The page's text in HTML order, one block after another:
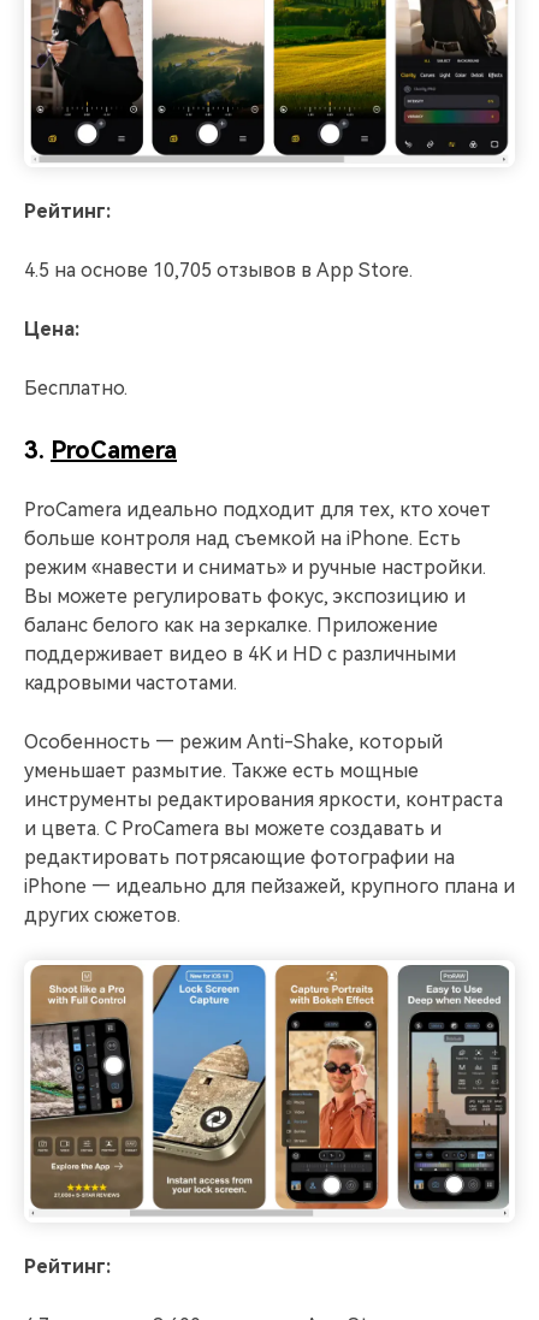
Рейтинг:
4.5 на основе 10,705 отзывов в App Store.
Цена:
Бесплатно.
3. ProCamera
ProCamera идеально подходит для тех, кто хочет
больше контроля над съемкой на iPhone. Есть
режим «навести и снимать» и ручные настройки.
Вы можете регулировать фокус, экспозицию и
баланс белого как на зеркалке. Приложение
поддерживает видео в 4K и HD с различными
кадровыми частотами.
Особенность — режим Anti-Shake, который
уменьшает размытие. Также есть мощные
инструменты редактирования яркости, контраста
и цвета. С ProCamera вы можете создавать и
редактировать потрясающие фотографии на
iPhone — идеально для пейзажей, крупного плана и
других сюжетов.
Рейтинг: